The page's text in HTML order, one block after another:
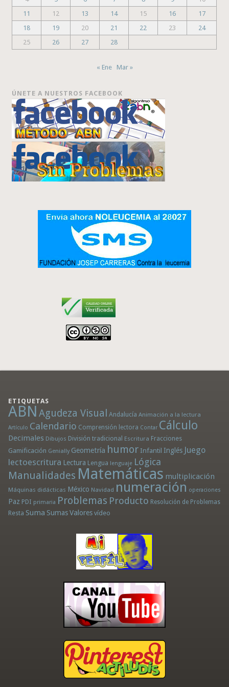
11
12 13 14 15 16
17
18
19 20 21 22 23
24
25
26 27 28
« Ene Mar »
ÚNETE A NUESTROS FACEBOOK
ETIQUETAS
ABN Agudeza Visual Andalucía Animación a la lectura
Artículo Calendario Comprensión lectora Contar Cálculo
Decimales Dibujos División tradicional Escritura Fracciones
Gamificación Genially Geometría humor Infantil Inglés Juego
lectoescritura Lectura Lengua lenguaje Lógica
Manualidades Matemáticas multiplicación
Máquinas didácticas México Navidad numeración operaciones
Paz PDI primaria Problemas Producto Resolución de Problemas
Resta Suma Sumas Valores vídeo